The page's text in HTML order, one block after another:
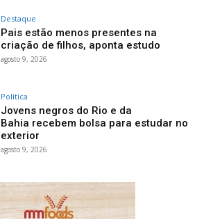
Destaque
Pais estão menos presentes na
criação de filhos, aponta estudo
agosto 9, 2026
Política
Jovens negros do Rio e da
Bahia recebem bolsa para estudar no
exterior
agosto 9, 2026